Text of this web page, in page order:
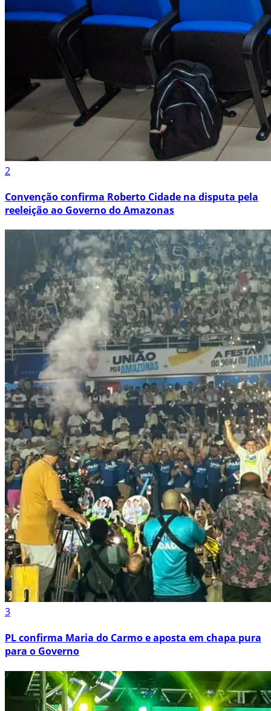
2
Convenção confirma Roberto Cidade na disputa pela
reeleição ao Governo do Amazonas
3
PL confirma Maria do Carmo e aposta em chapa pura
para o Governo